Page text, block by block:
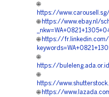
🌐
https://
🌐 https://www.ebay.nl/
🌐 https://
🌐
https://
🌐
https://
🌐 https://